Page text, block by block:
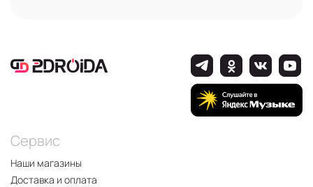
Сервис
Наши магазины
Доставка и оплата